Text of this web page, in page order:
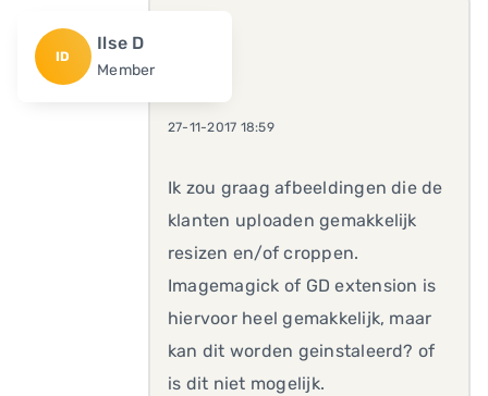
ID
Ilse D
Member
27-11-2017 18:59
Ik zou graag afbeeldingen die de
klanten uploaden gemakkelijk
resizen en/of croppen.
Imagemagick of GD extension is
hiervoor heel gemakkelijk, maar
kan dit worden geinstaleerd? of
is dit niet mogelijk.